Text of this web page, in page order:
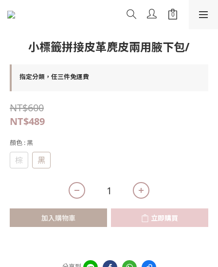
小標籤拼接皮革麂皮兩用腋下包/
指定分類，任三件免運費
NT$600
NT$489
顏色 : 黑
棕 黑
加入購物車 立即購買